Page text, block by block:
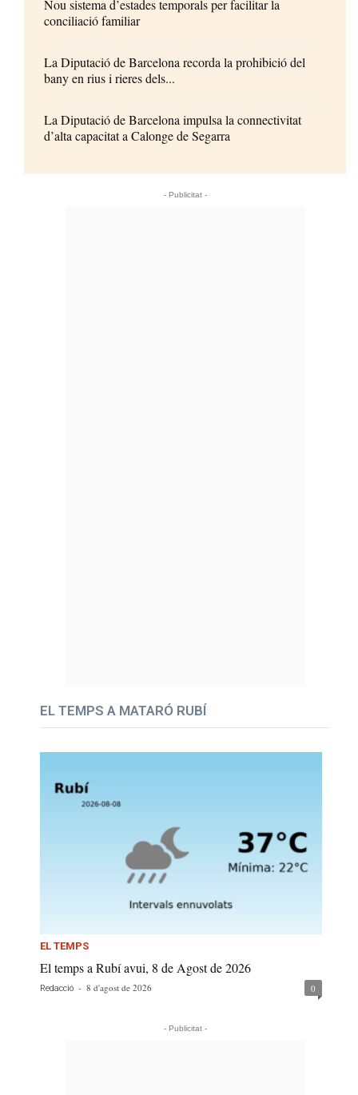
Nou sistema d’estades temporals per facilitar la
conciliació familiar
La Diputació de Barcelona recorda la prohibició del
bany en rius i rieres dels...
La Diputació de Barcelona impulsa la connectivitat
d’alta capacitat a Calonge de Segarra
- Publicitat -
EL TEMPS A MATARÓ RUBÍ
EL TEMPS
El temps a Rubí avui, 8 de Agost de 2026
Redacció - 8 d'agost de 2026 0
- Publicitat -